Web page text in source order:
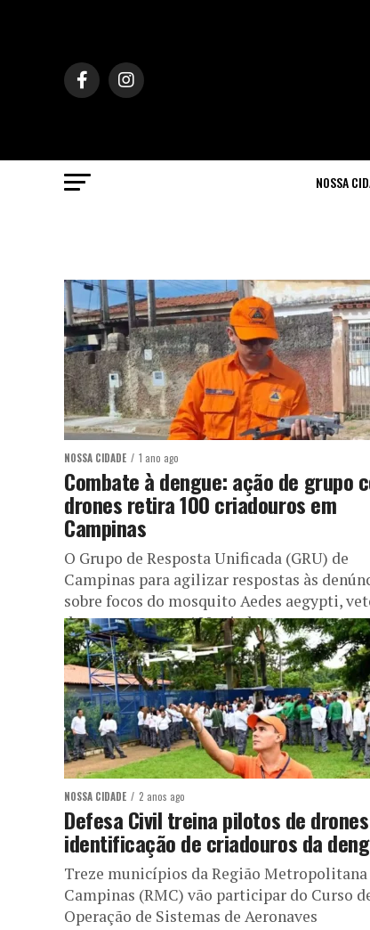
NOSSA
NOSSA CIDADE 1 ano ago
Combate à dengue: ação de grupo
drones retira 100 criadouros em
Campinas
O Grupo de Resposta Unificada (GRU) de
Campinas para agilizar respostas às
sobre focos do mosquito Aedes aegypti,
dengue, removeu 100 criadouros nesta...
NOSSA CIDADE 2 anos ago
Defesa Civil treina pilotos de
identificação de criadouros da
Treze municípios da Região Metropolitana
Campinas (RMC) vão participar do Curso
Operação de Sistemas de Aeronaves